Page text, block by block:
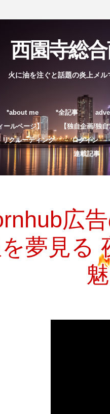
西園寺総
火に油を注ぐと話題の炎上メ
*about me *全記事
ールページ】
【独自企画/独
リクルーティング ログイン
連載記事
広
夢見る